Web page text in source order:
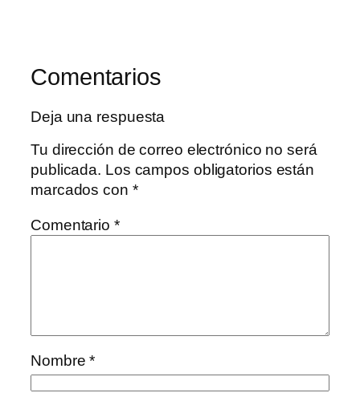
Comentarios
Deja una respuesta
Tu dirección de correo electrónico no será
publicada. Los campos obligatorios están
marcados con *
Comentario *
Nombre*